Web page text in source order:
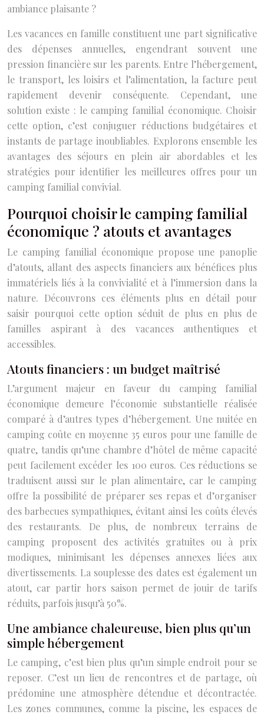
ambiance plaisante ?
Les vacances en famille constituent une part significative
des dépenses annuelles, engendrant souvent une
pression financière sur les parents. Entre l’hébergement,
le transport, les loisirs et l’alimentation, la facture peut
rapidement devenir conséquente. Cependant, une
solution existe : le camping familial économique. Choisir
cette option, c’est conjuguer réductions budgétaires et
instants de partage inoubliables. Explorons ensemble les
avantages des séjours en plein air abordables et les
stratégies pour identifier les meilleures offres pour un
camping familial convivial.
Pourquoi choisir le camping familial
économique ? atouts et avantages
Le camping familial économique propose une panoplie
d’atouts, allant des aspects financiers aux bénéfices plus
immatériels liés à la convivialité et à l’immersion dans la
nature. Découvrons ces éléments plus en détail pour
saisir pourquoi cette option séduit de plus en plus de
familles aspirant à des vacances authentiques et
accessibles.
Atouts financiers : un budget maîtrisé
L’argument majeur en faveur du camping familial
économique demeure l’économie substantielle réalisée
comparé à d’autres types d’hébergement. Une nuitée en
camping coûte en moyenne 35 euros pour une famille de
quatre, tandis qu’une chambre d’hôtel de même capacité
peut facilement excéder les 100 euros. Ces réductions se
traduisent aussi sur le plan alimentaire, car le camping
offre la possibilité de préparer ses repas et d’organiser
des barbecues sympathiques, évitant ainsi les coûts élevés
des restaurants. De plus, de nombreux terrains de
camping proposent des activités gratuites ou à prix
modiques, minimisant les dépenses annexes liées aux
divertissements. La souplesse des dates est également un
atout, car partir hors saison permet de jouir de tarifs
réduits, parfois jusqu’à 50%.
Une ambiance chaleureuse, bien plus qu’un
simple hébergement
Le camping, c’est bien plus qu’un simple endroit pour se
reposer. C’est un lieu de rencontres et de partage, où
prédomine une atmosphère détendue et décontractée.
Les zones communes, comme la piscine, les espaces de